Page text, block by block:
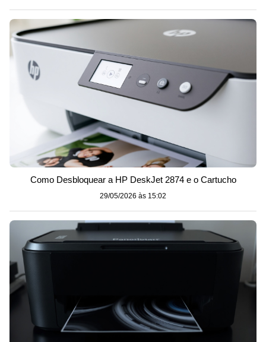
Como Desbloquear a HP DeskJet 2874 e o Cartucho
29/05/2026 às 15:02